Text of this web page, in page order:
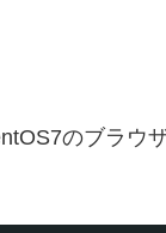
のブラウ